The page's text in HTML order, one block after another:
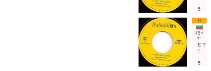
5
Н
45○
7"
Е Т
5
5